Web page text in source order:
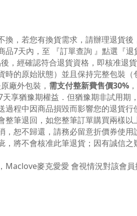
，若您有換貨需求，請辦理退貨後
7天內，至 『訂單查詢 』點選『
，經確認符合退貨資格，即核准退
的原始狀態）並且保持完整包裝
廠外包裝， 需支付整新費售價30%
享猶豫期權益．但猶豫期非試用期
程中因商品損毀而影響您的退貨行
筆退回，如您整筆訂單購買兩樣
恕不歸還，請務必留意折價券使用
將不會核准此筆退貨；因有誠信
麥克愛愛 會視情況對該會